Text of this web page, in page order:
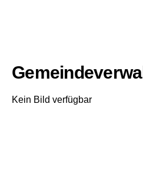
Kein Bild verfügbar